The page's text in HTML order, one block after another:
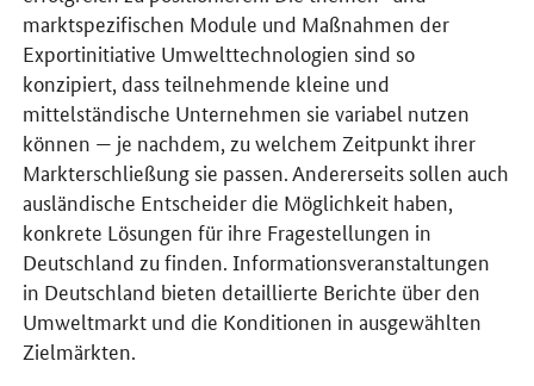
marktspezifischen Module und Maßnahmen der
Exportinitiative Umwelttechnologien sind so
konzipiert, dass teilnehmende kleine und
mittelständische Unternehmen sie variabel nutzen
können — je nachdem, zu welchem Zeitpunkt ihrer
Markterschließung sie passen. Andererseits sollen auch
ausländische Entscheider die Möglichkeit haben,
konkrete Lösungen für ihre Fragestellungen in
Deutschland zu finden. Informationsveranstaltungen
in Deutschland bieten detaillierte Berichte über den
Umweltmarkt und die Konditionen in ausgewählten
Zielmärkten.